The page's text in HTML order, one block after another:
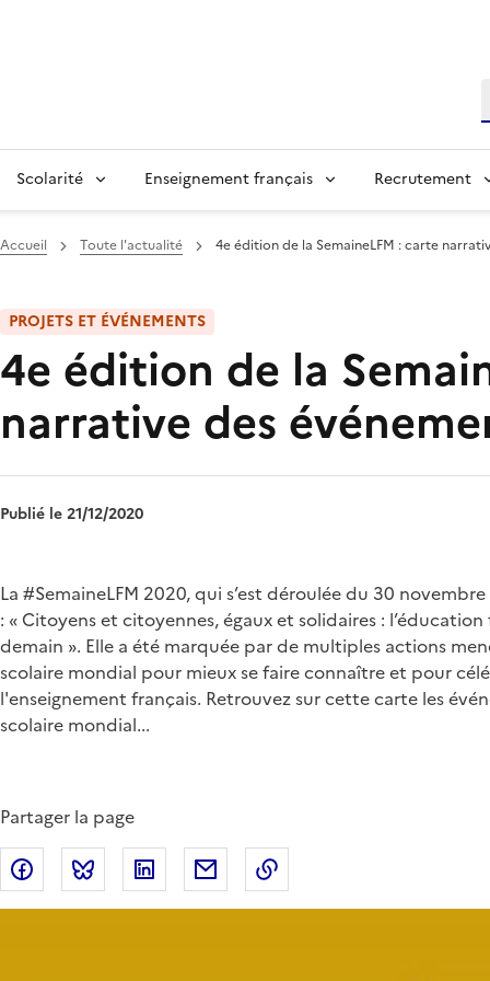
Scolarité Enseignement français Recrutement
Accueil Toute l'actualité 4e édition de la SemaineLFM : carte
PROJETS ET ÉVÉNEMENTS
4e édition de la
narrative des
Publié le 21/12/2020
Chapo
La #SemaineLFM 2020, qui s’est déroulée du 30
: « Citoyens et citoyennes, égaux et solidaires :
demain ». Elle a été marquée par de multiples actions
scolaire mondial pour mieux se faire connaître et pour
l'enseignement français. Retrouvez sur cette carte les
scolaire mondial...
Partager la page
Partager sur Facebook
Partager sur Bluesky
Partager sur LinkedIn
Partager par email